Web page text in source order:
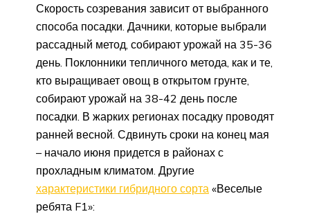
Скорость созревания зависит от выбранного
способа посадки. Дачники, которые выбрали
рассадный метод, собирают урожай на 35-36
день. Поклонники тепличного метода, как и те,
кто выращивает овощ в открытом грунте,
собирают урожай на 38-42 день после
посадки. В жарких регионах посадку проводят
ранней весной. Сдвинуть сроки на конец мая
– начало июня придется в районах с
прохладным климатом. Другие
характеристики гибридного сорта «Веселые
ребята F1»: